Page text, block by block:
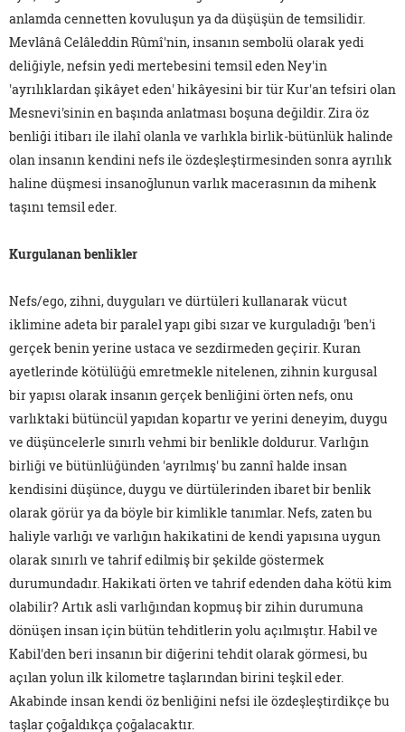
anlamda cennetten kovuluşun ya da düşüşün de temsilidir.
Mevlânâ Celâleddin Rûmî'nin, insanın sembolü olarak yedi
deliğiyle, nefsin yedi mertebesini temsil eden Ney'in
'ayrılıklardan şikâyet eden' hikâyesini bir tür Kur'an tefsiri olan
Mesnevi'sinin en başında anlatması boşuna değildir. Zira öz
benliği itibarı ile ilahî olanla ve varlıkla birlik-bütünlük halinde
olan insanın kendini nefs ile özdeşleştirmesinden sonra ayrılık
haline düşmesi insanoğlunun varlık macerasının da mihenk
taşını temsil eder.
Kurgulanan benlikler
Nefs/ego, zihni, duyguları ve dürtüleri kullanarak vücut
iklimine adeta bir paralel yapı gibi sızar ve kurguladığı 'ben'i
gerçek benin yerine ustaca ve sezdirmeden geçirir. Kuran
ayetlerinde kötülüğü emretmekle nitelenen, zihnin kurgusal
bir yapısı olarak insanın gerçek benliğini örten nefs, onu
varlıktaki bütüncül yapıdan kopartır ve yerini deneyim, duygu
ve düşüncelerle sınırlı vehmi bir benlikle doldurur. Varlığın
birliği ve bütünlüğünden 'ayrılmış' bu zannî halde insan
kendisini düşünce, duygu ve dürtülerinden ibaret bir benlik
olarak görür ya da böyle bir kimlikle tanımlar. Nefs, zaten bu
haliyle varlığı ve varlığın hakikatini de kendi yapısına uygun
olarak sınırlı ve tahrif edilmiş bir şekilde göstermek
durumundadır. Hakikati örten ve tahrif edenden daha kötü kim
olabilir? Artık asli varlığından kopmuş bir zihin durumuna
dönüşen insan için bütün tehditlerin yolu açılmıştır. Habil ve
Kabil'den beri insanın bir diğerini tehdit olarak görmesi, bu
açılan yolun ilk kilometre taşlarından birini teşkil eder.
Akabinde insan kendi öz benliğini nefsi ile özdeşleştirdikçe bu
taşlar çoğaldıkça çoğalacaktır.